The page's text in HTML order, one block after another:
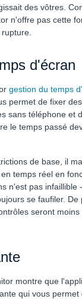
des vôtres.
n'offre pas cette
d'écran
gestion du temps
permet de fixer
sans téléphone et
le temps passé
de base, il
temps réel en
n'est pas infaillible
se faufiler. De
seront
montre que
qui vous permet